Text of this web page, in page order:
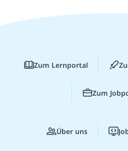
Zum Lernportal
Zum
Über uns